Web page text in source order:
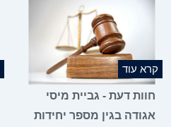
קרא עוד
חוות דעת - גביית מיסי
אגודה בגין מספר יחידות